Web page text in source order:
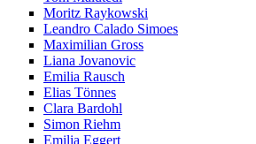
Moritz Raykowski
Leandro Calado Simoes
Maximilian Gross
Liana Jovanovic
Emilia Rausch
Elias Tönnes
Clara Bardohl
Simon Riehm
Emilia Eggert